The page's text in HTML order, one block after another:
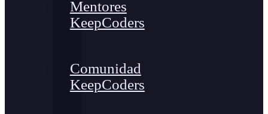
Mentores
KeepCoders
Comunidad
KeepCoders